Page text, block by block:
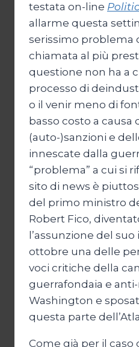
testata on-line
allarme questa
serissimo problema
chiamata al più
questione non ha a
processo di
o il venir meno di
basso costo a causa
(auto-)sanzioni e
innescate dalla
“problema” a cui si
sito di news è
del primo ministro
Robert Fico,
l’assunzione del
ottobre una delle
voci critiche della
guerrafondaia e
Washington e
questa parte
Come già per il caso